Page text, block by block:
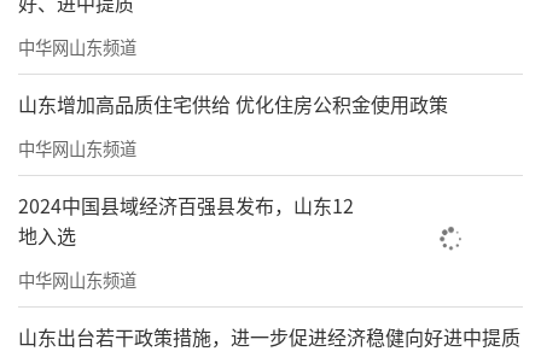
中华网山东频道
山东增加高品质住宅供给 优化住房公积金使用政策
中华网山东频道
2024中国县域经济百强县发布，山东12
地入选
中华网山东频道
山东出台若干政策措施，进一步促进经济稳健向好进中提质